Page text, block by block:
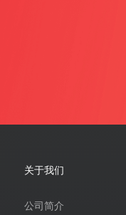
关于我们
公司简介